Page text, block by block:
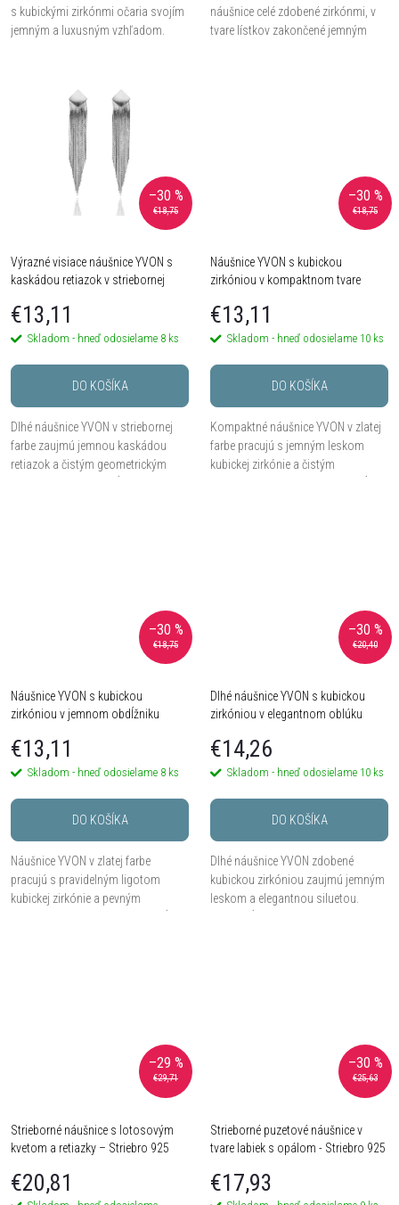
d
u
s kubickými zirkónmi očaria svojím
jemným a luxusným vzhľadom.
náušnice celé zdobené zirkónmi, v
tvare lístkov zakončené jemným
€18,75
–30 %
Výrazné visiace náušnice YVON s
kaskádou retiazok v striebornej
€13,11
Skladom - hneď odosielame 8 ks
DO KOŠÍKA
Dlhé náušnice YVON v striebornej
farbe zaujmú jemnou kaskádou
retiazok a čistým geometrickým
€18,75
–30 %
Náušnice YVON s kubickou
zirkóniou v kompaktnom tvare
€13,11
Skladom - hneď odosielame 10 ks
DO KOŠÍKA
Kompaktné náušnice YVON v zlatej
farbe pracujú s jemným leskom
kubickej zirkónie a čistým
€18,75
–30 %
Náušnice YVON s kubickou
zirkóniou v jemnom obdĺžniku
€13,11
Skladom - hneď odosielame 8 ks
DO KOŠÍKA
Náušnice YVON v zlatej farbe
pracujú s pravidelným ligotom
kubickej zirkónie a pevným
€20,40
–30 %
Dlhé náušnice YVON s kubickou
zirkóniou v elegantnom oblúku
€14,26
Skladom - hneď odosielame 10 ks
DO KOŠÍKA
Dlhé náušnice YVON zdobené
kubickou zirkóniou zaujmú jemným
leskom a elegantnou siluetou.
€29,71
–29 %
Strieborné náušnice s lotosovým
kvetom a retiazky – Striebro 925
€20,81
€25,63
–30 %
Strieborné puzetové náušnice v
tvare labiek s opálom - Striebro 925
€17,93